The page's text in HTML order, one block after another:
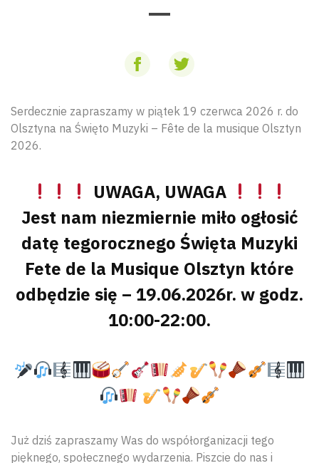
Serdecznie zapraszamy w piątek 19 czerwca 2026 r. do
Olsztyna na Święto Muzyki – Fête de la musique Olsztyn
2026.
UWAGA, UWAGA
Jest nam niezmiernie miło ogłosić
datę tegorocznego Święta Muzyki
Fete de la Musique Olsztyn które
odbędzie się – 19.06.2026r. w godz.
10:00-22:00.
Już dziś zapraszamy Was do współorganizacji tego
pięknego, społecznego wydarzenia. Piszcie do nas i